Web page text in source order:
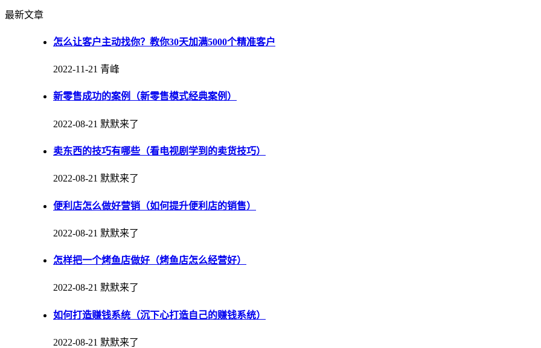
最新文章
怎么让客户主动找你？教你30天加满5000个精准客户
2022-11-21 青峰
新零售成功的案例（新零售模式经典案例）
2022-08-21 默默来了
卖东西的技巧有哪些（看电视剧学到的卖货技巧）
2022-08-21 默默来了
便利店怎么做好营销（如何提升便利店的销售）
2022-08-21 默默来了
怎样把一个烤鱼店做好（烤鱼店怎么经营好）
2022-08-21 默默来了
如何打造赚钱系统（沉下心打造自己的赚钱系统）
2022-08-21 默默来了